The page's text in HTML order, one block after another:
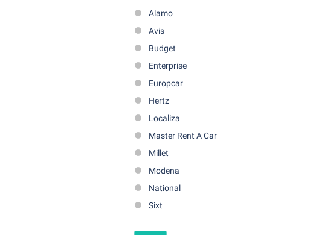
Alamo
Avis
Budget
Enterprise
Europcar
Hertz
Localiza
Master Rent A Car
Millet
Modena
National
Sixt